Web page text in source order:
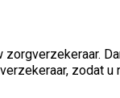
zodat u